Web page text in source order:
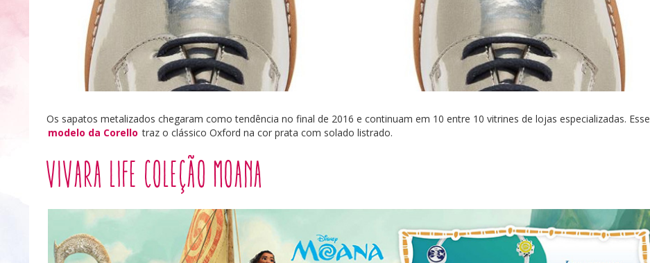
Os sapatos metalizados chegaram como tendência no final de 2016 e continuam em 10 entre 10 vitrines de lojas especializadas. Esse
modelo da Corello traz o clássico Oxford na cor prata com solado listrado.
Vivara Life Coleção Moana